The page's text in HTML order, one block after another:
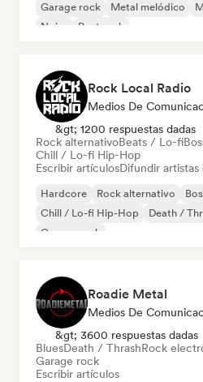
Garage rock
Metal melódico
Noise
Post rock
Rock Local Radio
&gt; 1200 respuestas dadas
Rock alternativoBeats / Lo-fi
Chill / Lo-fi Hip-Hop
Escribir artículosDifundir artistas
Hardcore Rock alternativo
Chill / Lo-fi Hip-Hop
Death /
Garage rock
Roadie Metal
Medios De
&gt; 3600 respuestas dadas
BluesDeath / ThrashRock
Garage rock
Escribir artículos